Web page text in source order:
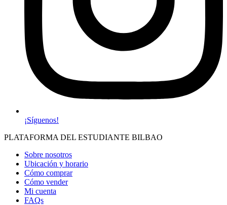
¡Síguenos!
PLATAFORMA DEL ESTUDIANTE BILBAO
Sobre nosotros
Ubicación y horario
Cómo comprar
Cómo vender
Mi cuenta
FAQs